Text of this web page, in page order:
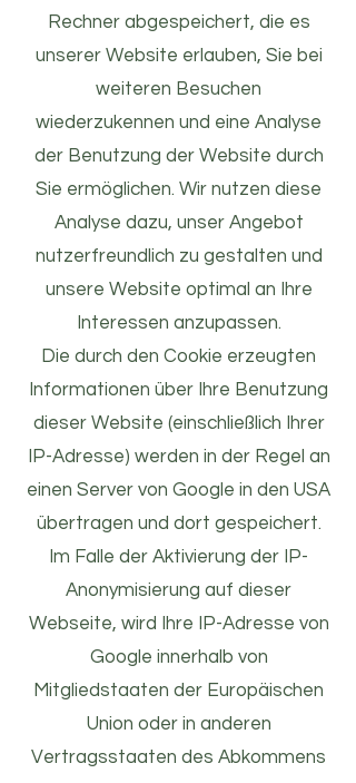
Rechner abgespeichert, die es
unserer Website erlauben, Sie bei
weiteren Besuchen
wiederzukennen und eine Analyse
der Benutzung der Website durch
Sie ermöglichen. Wir nutzen diese
Analyse dazu, unser Angebot
nutzerfreundlich zu gestalten und
unsere Website optimal an Ihre
Interessen anzupassen.
Die durch den Cookie erzeugten
Informationen über Ihre Benutzung
dieser Website (einschließlich Ihrer
IP-Adresse) werden in der Regel an
einen Server von Google in den USA
übertragen und dort gespeichert.
Im Falle der Aktivierung der IP-
Anonymisierung auf dieser
Webseite, wird Ihre IP-Adresse von
Google innerhalb von
Mitgliedstaaten der Europäischen
Union oder in anderen
Vertragsstaaten des Abkommens